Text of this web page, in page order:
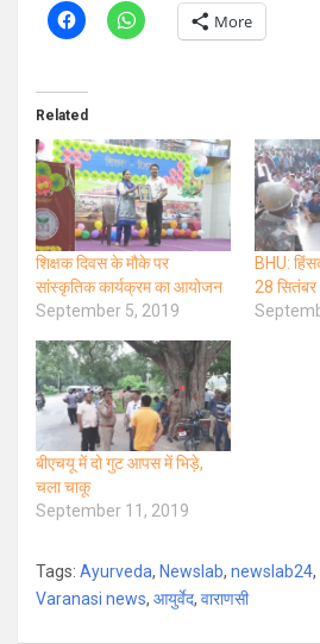
More
Related
शिक्षक दिवस के मौके पर
सांस्कृतिक कार्यक्रम का आयोजन
September 5, 2019
BHU:
28
बीएचयू में दो गुट आपस में भिड़े,
चला चाकू
September 11, 2019
Tags: Ayurveda, Newslab, newslab24,
Varanasi news, आयुर्वेद, वाराणसी